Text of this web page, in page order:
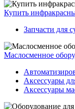
Купить
Запчасти для
Маслосменное
Аксессуары
Аксессуары